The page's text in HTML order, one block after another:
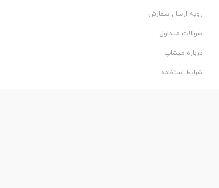
رویه ارسال سفارش
سوالات متداول
درباره میشاپ
شرایط استفاده